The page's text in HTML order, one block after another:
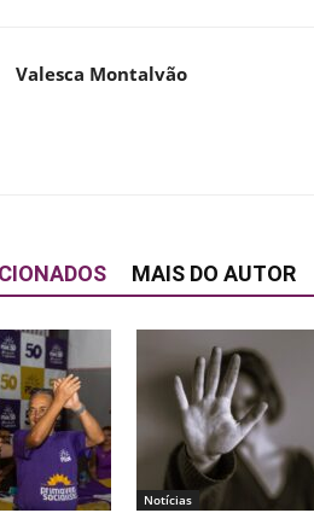
Valesca Montalvão
MAIS DO AUTOR
Notícias